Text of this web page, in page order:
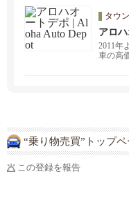
タウ
アロ
2011年
車の高
スタッ
“乗り物売買”トップ
この登録を報告